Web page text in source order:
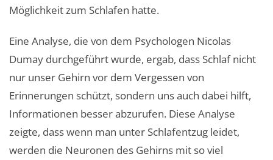
Möglichkeit zum Schlafen hatte.
Eine Analyse, die von dem Psychologen Nicolas
Dumay durchgeführt wurde, ergab, dass Schlaf nicht
nur unser Gehirn vor dem Vergessen von
Erinnerungen schützt, sondern uns auch dabei hilft,
Informationen besser abzurufen. Diese Analyse
zeigte, dass wenn man unter Schlafentzug leidet,
werden die Neuronen des Gehirns mit so viel